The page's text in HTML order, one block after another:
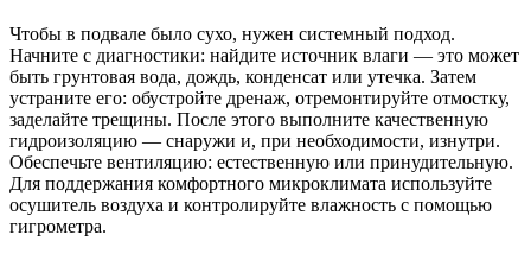
Чтобы в подвале было сухо, нужен системный подход.
Начните с диагностики: найдите источник влаги — это может
быть грунтовая вода, дождь, конденсат или утечка. Затем
устраните его: обустройте дренаж, отремонтируйте отмостку,
заделайте трещины. После этого выполните качественную
гидроизоляцию — снаружи и, при необходимости, изнутри.
Обеспечьте вентиляцию: естественную или принудительную.
Для поддержания комфортного микроклимата используйте
осушитель воздуха и контролируйте влажность с помощью
гигрометра.